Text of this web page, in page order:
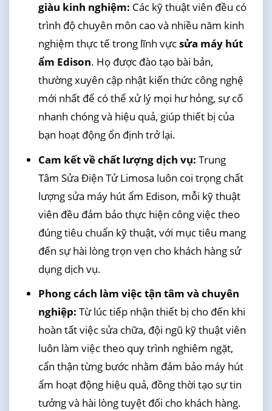
giàu kinh nghiệm: Các kỹ thuật viên đều có
trình độ chuyên môn cao và nhiều năm kinh
nghiệm thực tế trong lĩnh vựcsửa máy hút
ẩm Edison. Họ được đào tạo bài bản,
thường xuyên cập nhật kiến thức công nghệ
mới nhất để có thể xử lý mọi hư hỏng, sự cố
nhanh chóng và hiệu quả, giúp thiết bị của
bạn hoạt động ổn định trở lại.
Cam kết về chất lượng dịch vụ: Trung
Tâm Sửa Điện Tử Limosa luôn coi trọng chất
lượng sửa máy hút ẩm Edison, mỗi kỹ thuật
viên đều đảm bảo thực hiện công việc theo
đúng tiêu chuẩn kỹ thuật, với mục tiêu mang
đến sự hài lòng trọn vẹn cho khách hàng sử
dụng dịch vụ.
Phong cách làm việc tận tâm và chuyên
nghiệp: Từ lúc tiếp nhận thiết bị cho đến khi
hoàn tất việc sửa chữa, đội ngũ kỹ thuật viên
luôn làm việc theo quy trình nghiêm ngặt,
cẩn thận từng bước nhằm đảm bảo máy hút
ẩm hoạt động hiệu quả, đồng thời tạo sự tin
tưởng và hài lòng tuyệt đối cho khách hàng.